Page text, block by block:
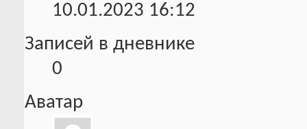
10.01.2023 16:12
Записей в дневнике
0
Аватар